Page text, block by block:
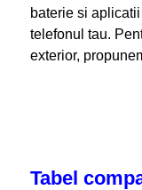
baterie si
telefonul tau.
exterior,
Tabel